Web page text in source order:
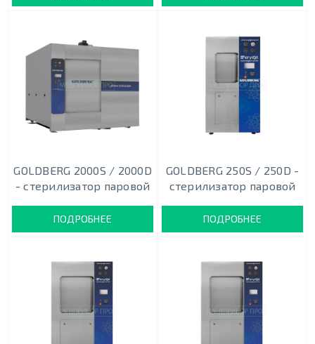
GOLDBERG 2000S / 2000D
- стерилизатор паровой
ПОДРОБНЕЕ
GOLDBERG 250S / 250D -
стерилизатор паровой
ПОДРОБНЕЕ